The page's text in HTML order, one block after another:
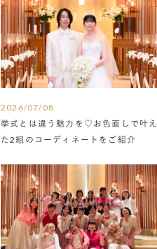
2026/07/08
挙式とは違う魅力を♡お色直しで叶え
た2組のコーディネートをご紹介